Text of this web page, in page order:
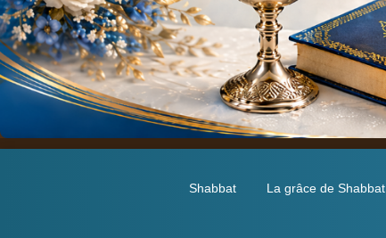
La grâce de Shabbat
Shabbat